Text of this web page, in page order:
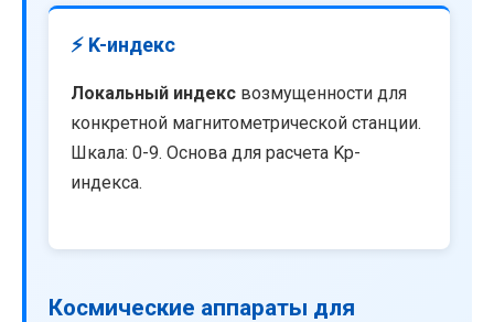
⚡ K-индекс
Локальный индекс возмущенности для
конкретной магнитометрической станции.
Шкала: 0-9. Основа для расчета Kp-
индекса.
Космические аппараты для